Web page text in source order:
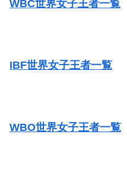
WBC世界女子王者一覧
IBF世界女子王者一覧
WBO世界女子王者一覧